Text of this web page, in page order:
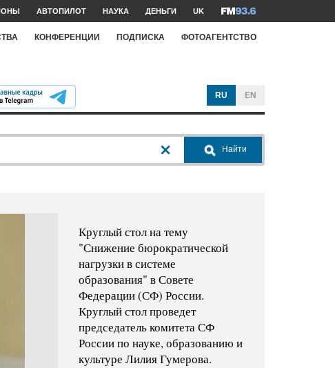
АВТОПИЛОТ НАУКА ДЕНЬГИ UK
КОНФЕРЕНЦИИ ПОДПИСКА ФОТОАГЕНТСТВО
RU EN
Найти
Круглый стол на тему
"Снижение бюрократической
нагрузки в системе
образования" в Совете
Федерации (СФ) России.
Круглый стол проведет
председатель комитета СФ
России по науке, образованию и
культуре Лилия Гумерова.